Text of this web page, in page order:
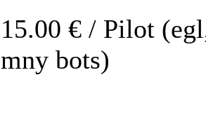
15.00 € / Pilot
mny bots)